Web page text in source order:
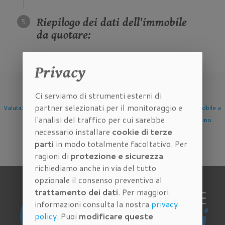
Riepilogo dei dati dell'immobile
da quotare:
Valutazione Immobile a
Firenze
Valutazione Immobile a
Scandicci
Valutazione Immobile a
Sesto Fiorentino
Privacy
Ci serviamo di strumenti esterni di
partner selezionati per il monitoraggio e
l'analisi del traffico per cui sarebbe
necessario installare cookie di terze
parti in modo totalmente facoltativo. Per
ragioni di protezione e sicurezza
richiediamo anche in via del tutto
opzionale il consenso preventivo al
trattamento dei dati. Per maggiori
informazioni consulta la nostra privacy
policy. Puoi modificare queste